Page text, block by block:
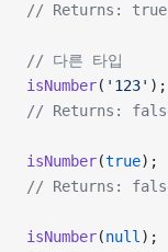
// Returns: true
// 다른 타입
isNumber( '123' );
// Returns:
isNumber(true);
// Returns:
isNumber(null );